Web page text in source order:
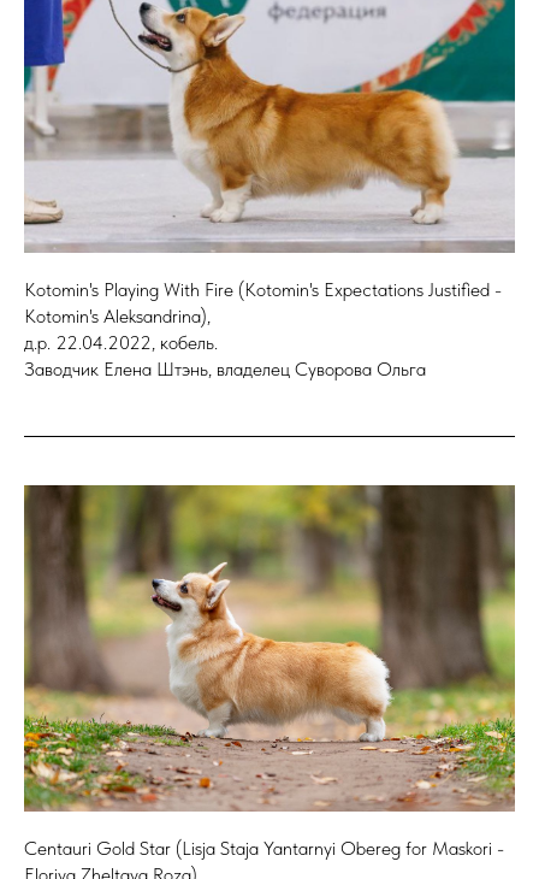
Kotomin's Playing With Fire (Kotomin's Expectations Justified -
Kotomin's Aleksandrina),
д.р. 22.04.2022, кобель.
Заводчик Елена Штэнь, владелец Суворова Ольга
Centauri Gold Star (Lisja Staja Yantarnyi Obereg for Maskori -